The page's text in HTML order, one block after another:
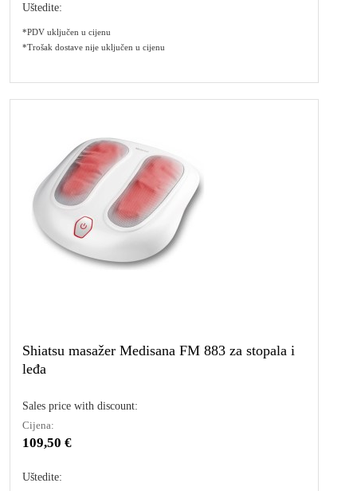
Uštedite:
*PDV uključen u cijenu
*Trošak dostave nije uključen u cijenu
Shiatsu masažer Medisana FM 883 za stopala i
leđa
Sales price with discount:
Cijena:
109,50 €
Uštedite: